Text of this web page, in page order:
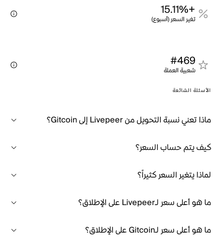
+15.11%
تغير السعر (أسبوع)
#469
شعبية العملة
الأسئلة الشائعة
ماذا تعني نسبة التحويل من Livepeer إلى Gitcoin؟
كيف يتم حساب السعر؟
لماذا يتغير السعر كثيراً؟
ما هو أعلى سعر لـLivepeer على الإطلاق؟
ما هو أعلى سعر لـGitcoin على الإطلاق؟